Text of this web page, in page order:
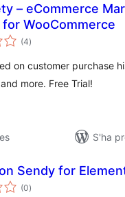
– eCommerce
WooCommerce
(4puntuacions
totals
)
on customer purchase
more. Free Trial!
S'ha
Sendy for
(0puntuacions
totals
)